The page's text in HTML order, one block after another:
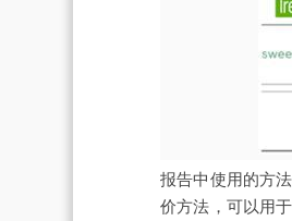
报告中使用的方
价方法，可以用